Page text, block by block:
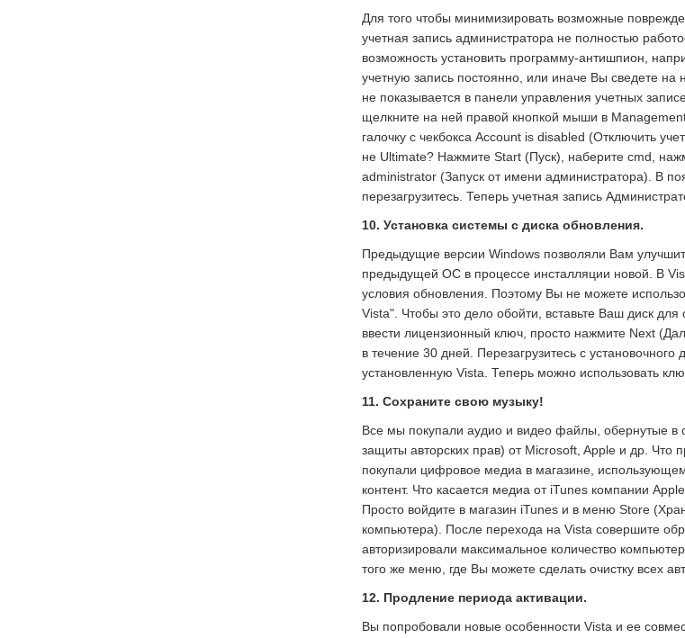
Для того чтобы минимизировать возможные
учетная запись администратора не полностью
возможность установить программу-антишпион,
учетную запись постоянно, или иначе Вы сведете
не показывается в панели управления учетных
щелкните на ней правой кнопкой мыши в
галочку с чекбокса Account is disabled (Отключить
не Ultimate? Нажмите Start (Пуск), наберите cmd,
administrator (Запуск от имени администратора). В
перезагрузитесь. Теперь учетная запись
10. Установка системы с диска обновления.
Предыдущие версии Windows позволяли Вам
предыдущей ОС в процессе инсталляции новой. В
условия обновления. Поэтому Вы не можете
Vista". Чтобы это дело обойти, вставьте Ваш диск
ввести лицензионный ключ, просто нажмите Next
в течение 30 дней. Перезагрузитесь с
установленную Vista. Теперь можно использовать
11. Сохраните свою музыку!
Все мы покупали аудио и видео файлы, обернутые в
защиты авторских прав) от Microsoft, Apple и др. Что
покупали цифровое медиа в магазине,
контент. Что касается медиа от iTunes компании
Просто войдите в магазин iTunes и в меню Store
компьютера). После перехода на Vista совершите
авторизировали максимальное количество
того же меню, где Вы можете сделать очистку всех
12. Продление периода активации.
Вы попробовали новые особенности Vista и ее